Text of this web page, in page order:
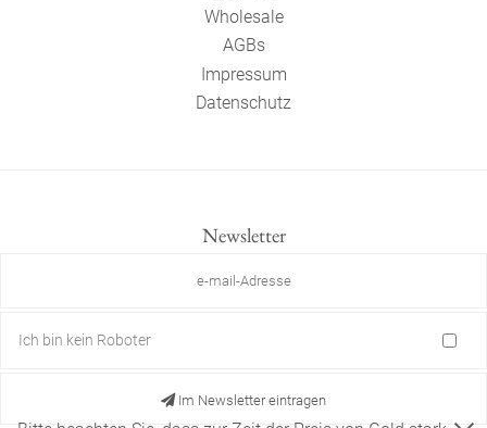
Wholesale
AGBs
Impressum
Datenschutz
Newsletter
Ich bin kein Roboter
Im Newsletter eintragen